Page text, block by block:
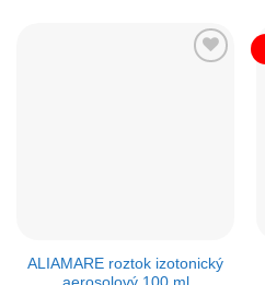
ALIAMARE roztok izotonický